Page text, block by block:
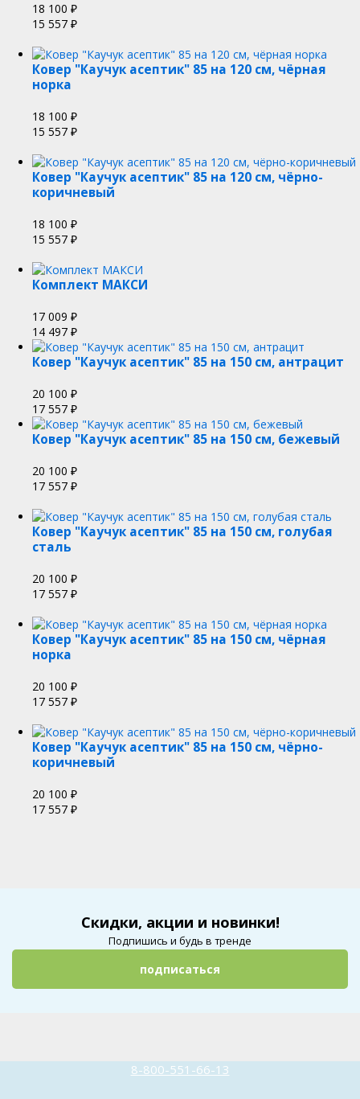
18 100 ₽
15 557 ₽
Ковер "Каучук асептик" 85 на 120 см, чёрная
норка
18 100 ₽
15 557 ₽
Ковер "Каучук асептик" 85 на 120 см, чёрно-
коричневый
18 100 ₽
15 557 ₽
Комплект МАКСИ
17 009 ₽
14 497 ₽
Ковер "Каучук асептик" 85 на 150 см, антрацит
20 100 ₽
17 557 ₽
Ковер "Каучук асептик" 85 на 150 см, бежевый
20 100 ₽
17 557 ₽
Ковер "Каучук асептик" 85 на 150 см, голубая
сталь
20 100 ₽
17 557 ₽
Ковер "Каучук асептик" 85 на 150 см, чёрная
норка
20 100 ₽
17 557 ₽
Ковер "Каучук асептик" 85 на 150 см, чёрно-
коричневый
20 100 ₽
17 557 ₽
Скидки, акции и новинки!
Подпишись и будь в тренде
подписаться
8-800-551-66-13